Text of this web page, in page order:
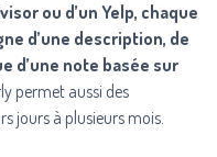
ou d’un Yelp, chaque
d’une description, de
d’une note basée sur
permet aussi des
jours à plusieurs mois.